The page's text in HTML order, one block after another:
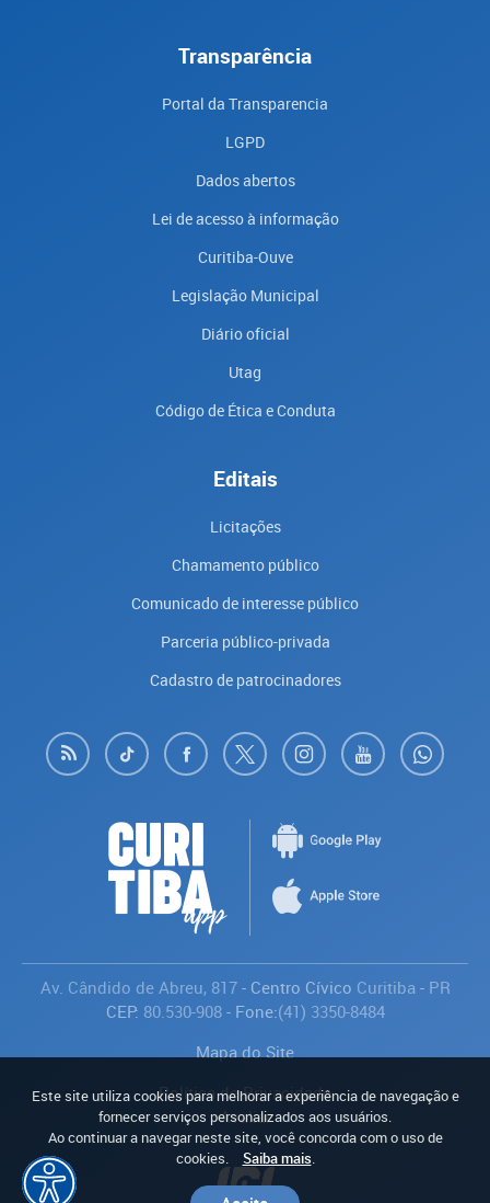
Transparência
Portal da Transparencia
LGPD
Dados abertos
Lei de acesso à informação
Curitiba-Ouve
Legislação Municipal
Diário oficial
Utag
Código de Ética e Conduta
Editais
Licitações
Chamamento público
Comunicado de interesse público
Parceria público-privada
Cadastro de patrocinadores
Av. Cândido de Abreu, 817- Centro Cívico Curitiba- PR
CEP: 80.530-908- Fone:(41) 3350-8484
Mapa do Site
Política de Privacidade
Avaliar
Este site utiliza cookies para melhorar a experiência de navegação e
fornecer serviços personalizados aos usuários.
Ao continuar a navegar neste site, você concorda com o uso de
cookies.
Saiba mais.